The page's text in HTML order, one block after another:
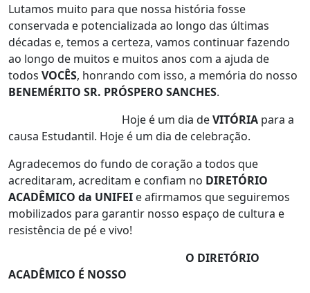
Lutamos muito para que nossa história fosse
conservada e potencializada ao longo das últimas
décadas e, temos a certeza, vamos continuar fazendo
ao longo de muitos e muitos anos com a ajuda de
todos VOCÊS, honrando com isso, a memória do nosso
BENEMÉRITO SR. PRÓSPERO SANCHES.
Hoje é um dia deVITÓRIA para a
causa Estudantil. Hoje é um dia de celebração.
Agradecemos do fundo de coração a todos que
acreditaram, acreditam e confiam no DIRETÓRIO
ACADÊMICO da UNIFEI e afirmamos que seguiremos
mobilizados para garantir nosso espaço de cultura e
resistência de pé e vivo!
O DIRETÓRIO
ACADÊMICO É NOSSO